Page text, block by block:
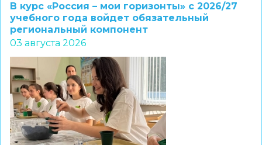
Минпросвещения
России
В курс «Россия – мои горизонты» с 2026/27
учебного года войдет обязательный
региональный компонент
03 августа 2026